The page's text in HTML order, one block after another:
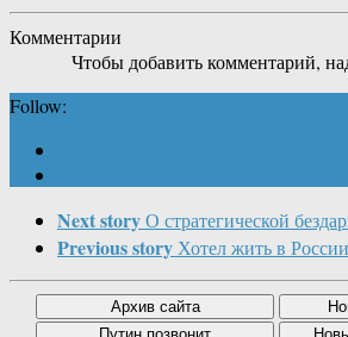
Комментарии
Чтобы добавить комментарий,
Follow:
Next storyО стратегической
Previous storyХотел жить в